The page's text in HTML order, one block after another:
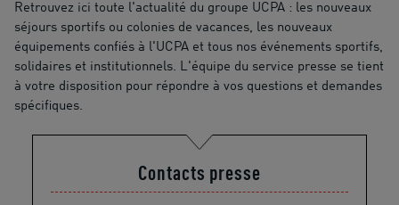
Retrouvez ici toute l'actualité du groupe UCPA : les nouveaux
séjours sportifs ou colonies de vacances, les nouveaux
équipements confiés à l'UCPA et tous nos événements sportifs,
solidaires et institutionnels. L'équipe du service presse se tient
à votre disposition pour répondre à vos questions et demandes
spécifiques.
Contacts presse